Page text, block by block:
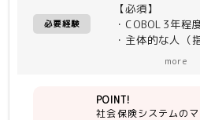
・非互換対応（
造、テスト
必要経験
【必須】
・COBOL3年程
・主体的な人（
more
POINT!
社会保険システムの